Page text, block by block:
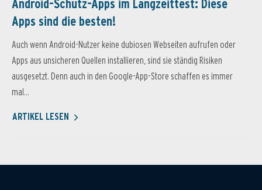
Android-Schutz-Apps im Langzeittest: Diese
Apps sind die besten!
Auch wenn Android-Nutzer keine dubiosen Webseiten aufrufen oder
Apps aus unsicheren Quellen installieren, sind sie ständig Risiken
ausgesetzt. Denn auch in den Google-App-Store schaffen es immer
mal...
ARTIKEL LESEN